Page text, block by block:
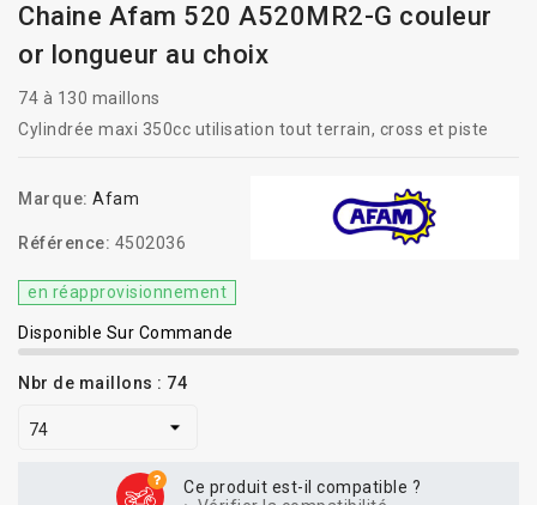
Chaine Afam 520 A520MR2-G couleur
or longueur au choix
74 à 130 maillons
Cylindrée maxi 350cc utilisation tout terrain, cross et piste
Marque: Afam
Référence: 4502036
en réapprovisionnement
Disponible Sur Commande
Nbr de maillons : 74
Ce produit est-il compatible ?